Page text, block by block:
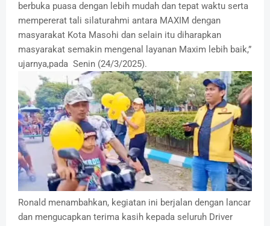
berbuka puasa dengan lebih mudah dan tepat waktu serta
mempererat tali silaturahmi antara MAXIM dengan
masyarakat Kota Masohi dan selain itu diharapkan
masyarakat semakin mengenal layanan Maxim lebih baik,”
ujarnya,pada Senin (24/3/2025).
Ronald menambahkan, kegiatan ini berjalan dengan lancar
dan mengucapkan terima kasih kepada seluruh Driver